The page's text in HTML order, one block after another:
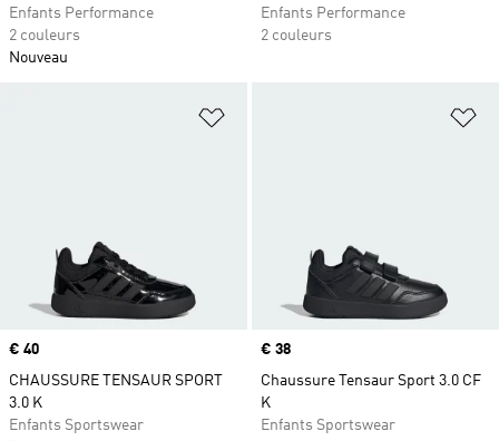
Enfants Performance
2 couleurs
Nouveau
Enfants Performance
2 couleurs
Ajouter à la Liste de produits
Prix
€ 40
CHAUSSURE TENSAUR SPORT
3.0 K
Enfants Sportswear
Prix
€ 38
Chaussure Tensaur Sport 3.0 CF
K
Enfants Sportswear